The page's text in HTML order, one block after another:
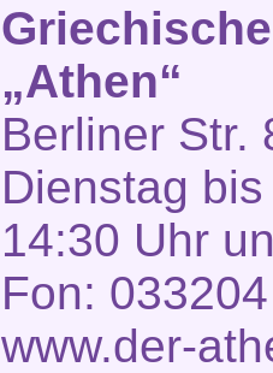
„Athen“
Berliner Str.
Dienstag
14:30 Uhr
Fon:
www.der-